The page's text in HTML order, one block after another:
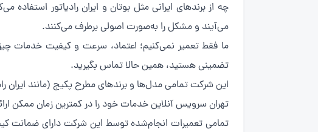
چه از برندهای ایرانی مثل بوتان و ایران رادیاتور
می‌آیند و مشکل را به‌صورت اصولی برطرف می‌کنند.
ما فقط تعمیر نمی‌کنیم؛ اعتماد، سرعت و کیفیت خدمات
تضمینی هستید، همین حالا تماس بگیرید.
این شرکت تمامی مدل‌ها و برندهای مطرح پکیج (مانند ایران
تهران سرویس آنلاین خدمات خود را در کمترین زمان ممکن
تمامی تعمیرات انجام‌شده توسط این شرکت دارای ضمانت